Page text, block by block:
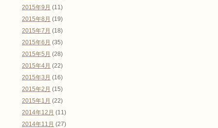
2015年9月 (11)
2015年8月 (19)
2015年7月 (18)
2015年6月 (35)
2015年5月 (28)
2015年4月 (22)
2015年3月 (16)
2015年2月 (15)
2015年1月 (22)
2014年12月 (11)
2014年11月 (27)